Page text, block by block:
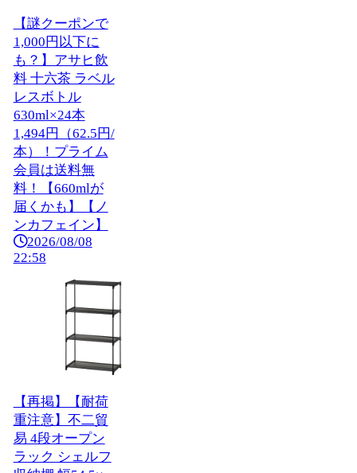
【謎クーポンで
1,000円以下に
も？】アサヒ飲
料 十六茶 ラベル
レスボトル
630ml×24本
1,494円（62.5円/
本）！プライム
会員は送料無
料！【660mlが
届くかも】【ノ
ンカフェイン】
2026/08/08
22:58
【再掲】【耐荷
重注意】不二貿
易 4段オープン
ラック シェルフ